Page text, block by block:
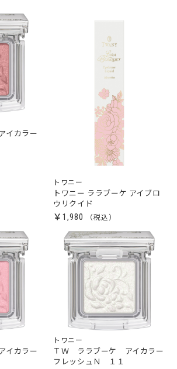
イカラー
トワニー
トワニー ララブーケ アイブロ
ウリクイド
￥1,980
イカラー
トワニー
ＴＷ ララブーケ アイカラー
フレッシュＮ １１